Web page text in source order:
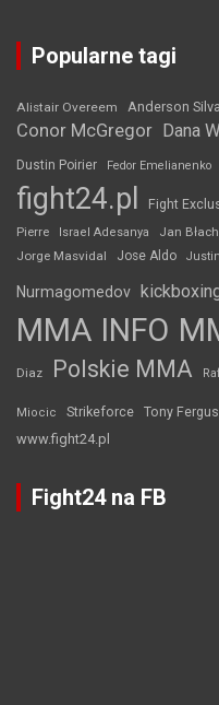
Popularne tagi
Alistair Overeem Anderson Silva
Conor McGregor Dana
Dustin Poirier Fedor Emelianenko
fight24.pl Fight
Pierre
Israel Adesanya Jan
Jorge Masvidal Jose Aldo
Nurmagomedov
MMA INFO
Diaz Polskie MMA
Miocic Strikeforce Tony
www.fight24.pl
Fight24 na FB